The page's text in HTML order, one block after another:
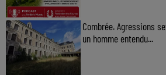
Combrée. Agressions
un homme entendu...